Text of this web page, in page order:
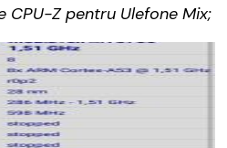
Z pentru Ulefone Mix;